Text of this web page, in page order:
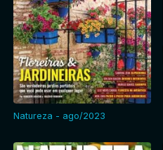
Natureza - ago/2023